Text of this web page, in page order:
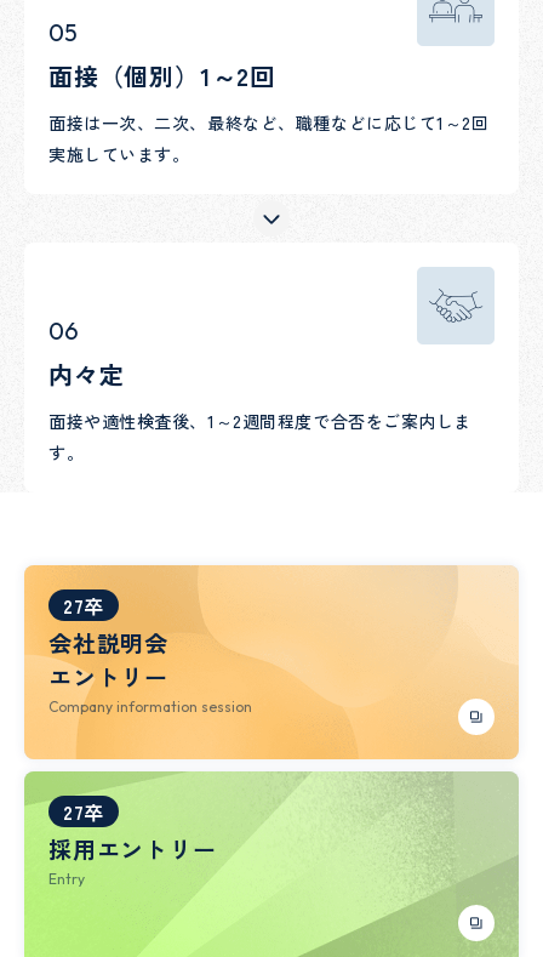
05
面接（個別）1～2回
面接は一次、二次、最終など、職種などに応じて1～2回
実施しています。
06
内々定
面接や適性検査後、1～2週間程度で合否をご案内しま
す。
27卒
会社説明会
エントリー
Company information session
27卒
採用エントリー
Entry